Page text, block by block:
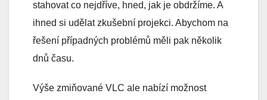
stahovat co nejdříve, hned, jak je obdržíme. A
ihned si udělat zkušební projekci. Abychom na
řešení případných problémů měli pak několik
dnů času.
Výše zmiňované VLC ale nabízí možnost